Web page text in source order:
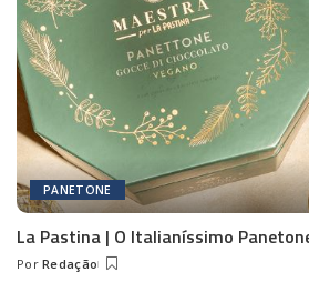
PANETONE
La Pastina | O Italianíssimo
Posted
Por Redação